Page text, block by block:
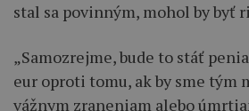
stal sa povinným, mohol by byť
„Samozrejme, bude to stáť
eur oproti tomu, ak by sme tým
vážnym zraneniam alebo